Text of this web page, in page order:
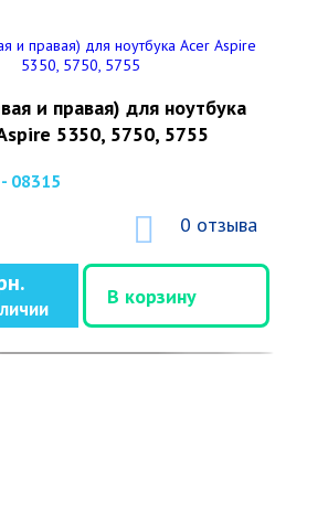
и правая) для ноутбука
5350, 5750, 5755
08315
0 отзыва
В корзину